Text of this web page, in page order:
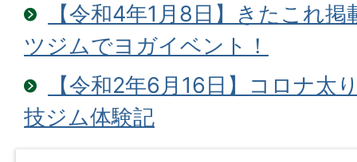
【令和4年1月8日】きたこれ
ツジムでヨガイベント！
【令和2年6月16日】コロナ太
技ジム体験記